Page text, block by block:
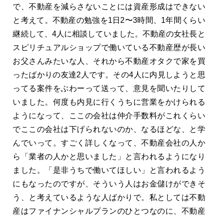
で、不動産を減らさないことには資産形成はできない
と考えて。不動産の勉強を1日2〜3時間、1年間くらい
継続して、4人に相談していました。不動産の女社長と
スピリチュアルショップで働いている不動産歴が長い
お父さんみたいな人、それから不動産オタクで家を買
ったばかりの友達2人です。その4人に内見しようと思
ってる案件をぶわーって送って、意見を聞いたりして
いました。何度も内見に行くうちに営業をかけられる
ようになって、ここの会社は仲介手数料がこれくらい
でここの会社は下げられないのか、なるほどな、と学
んでいって。すごく詳しくなって、不動産会社の人か
ら「業者の人かと思いました」と言われるようになり
ました。「是非うちで働いてほしい」と言われるよう
にもなったのですが、そういう人はお金儲けができそ
う、と考えているような人ばかりで。私としては不動
産はファイナンシャルプランのひとつなのに、不動産